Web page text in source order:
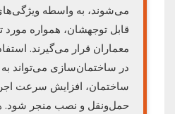
می‌شوند، به واسطه
قابل توجهشان، همواره مورد
معماران قرار می‌گیرند.
در ساختمان‌سازی می‌تواند
ساختمان، افزایش سرعت
حمل‌ونقل و نصب منجر شود.